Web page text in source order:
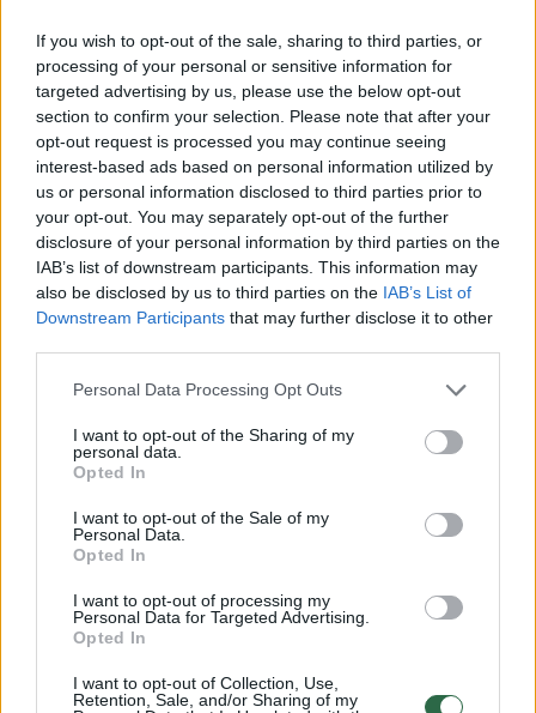
If you wish to opt-out of the sale, sharing to third parties, or
processing of your personal or sensitive information for
targeted advertising by us, please use the below opt-out
section to confirm your selection. Please note that after your
opt-out request is processed you may continue seeing
interest-based ads based on personal information utilized by
us or personal information disclosed to third parties prior to
your opt-out. You may separately opt-out of the further
disclosure of your personal information by third parties on the
IAB’s list of downstream participants. This information may
also be disclosed by us to third parties on the IAB’s List of
Downstream Participants that may further disclose it to other
Personal Data Processing Opt Outs
I want to opt-out of the Sharing of my
personal data.
Opted In
I want to opt-out of the Sale of my
Personal Data.
Opted In
I want to opt-out of processing my
Personal Data for Targeted Advertising.
Opted In
I want to opt-out of Collection, Use,
Retention, Sale, and/or Sharing of my
Nematau tame visiškai jokio skirtumo. Tai,
kad apie tai išvis yra diskutuojama, yra
siaubinga. Man būtų labai įdomu pamatyti
argumentus už tai. Tai yra neteisinga,
amoralu.“
Netrukus O. Olijnykova paminėjo ir Lietuvą.
„Pasaulis, manau, pamiršta, kas tokie rusai
yra iš tikrųjų. Plina propagandos, kuria yra
dalinamasi ir kurioje sportininkai ir
tenisininkai dalyvauja.
Jie yra agresyvūs ir prieš kitas Europos
Lietuvą – visas jas. Noriu suprasti, kaip
galima šitame pasaulyje net tokią diskusiją
turėti. Čia man yra visiškai nepriimtina“, –